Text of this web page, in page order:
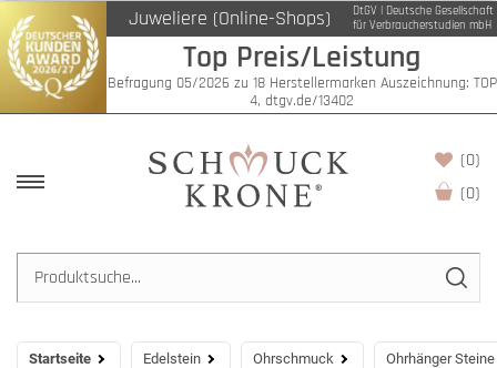
Juweliere (Online-Shops)
DtGV | Deutsche Gesellschaft
für Verbraucherstudien mbH
Top Preis/Leistung
Befragung 05/2026 zu 18 Herstellermarken Auszeichnung: TOP
4, dtgv.de/13402
(0)
(0)
Startseite Edelstein Ohrschmuck Ohrhänger Steine